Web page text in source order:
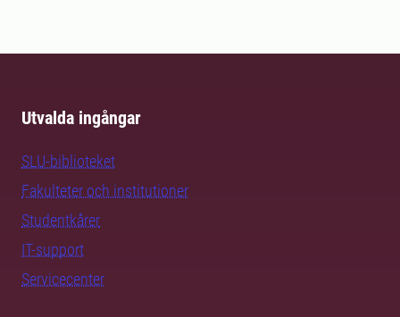
Utvalda ingångar
SLU-biblioteket
Fakulteter och institutioner
Studentkårer
IT-support
Servicecenter